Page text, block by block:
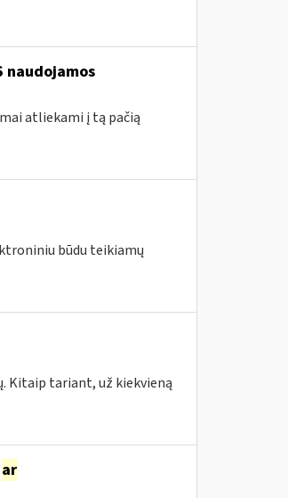
naudojamos
atliekami į tą pačią
būdu teikiamų
Kitaip tariant, už kiekvieną
ar